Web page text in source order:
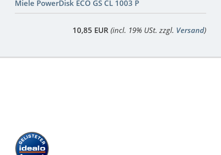
Miele PowerDisk ECO GS CL 1003 P
10,85 EUR (incl. 19% USt. zzgl. Versand)